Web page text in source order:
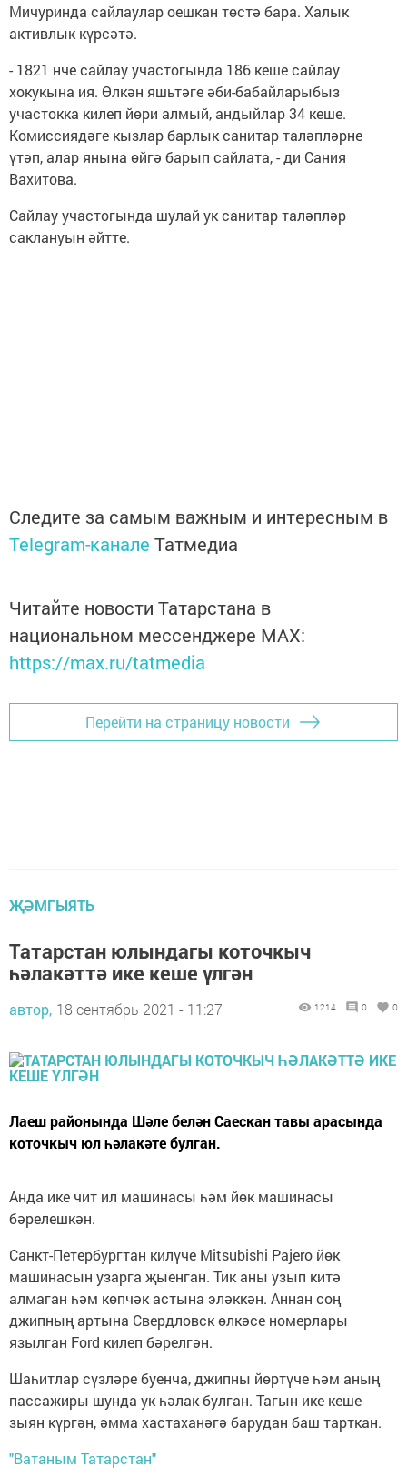
Мичуринда сайлаулар оешкан төстә бара. Халык
активлык күрсәтә.
- 1821 нче сайлау участогында 186 кеше сайлау
хокукына ия. Өлкән яшьтәге әби-бабайларыбыз
участокка килеп йөри алмый, андыйлар 34 кеше.
Комиссиядәге кызлар барлык санитар таләпләрне
үтәп, алар янына өйгә барып сайлата, - ди Сания
Вахитова.
Сайлау участогында шулай ук санитар таләпләр
саклануын әйтте.
Следите за самым важным и интересным в
Telegram-канале Татмедиа
Читайте новости Татарстана в
национальном мессенджере MАХ:
https://max.ru/tatmedia
Перейти на страницу новости
ҖӘМГЫЯТЬ
Татарстан юлындагы коточкыч
һәлакәттә ике кеше үлгән
автор, 18 сентябрь 2021 - 11:27 1214 0 0
Лаеш районында Шәле белән Саескан тавы арасында
коточкыч юл һәлакәте булган.
Анда ике чит ил машинасы һәм йөк машинасы
бәрелешкән.
Санкт-Петербургтан килүче Mitsubishi Pajero йөк
машинасын узарга җыенган. Тик аны узып китә
алмаган һәм көпчәк астына эләккән. Аннан соң
джипның артына Свердловск өлкәсе номерлары
язылган Ford килеп бәрелгән.
Шаһитлар сүзләре буенча, джипны йөртүче һәм аның
пассажиры шунда ук һәлак булган. Тагын ике кеше
зыян күргән, әмма хастаханәгә барудан баш тарткан.
"Ватаным Татарстан"